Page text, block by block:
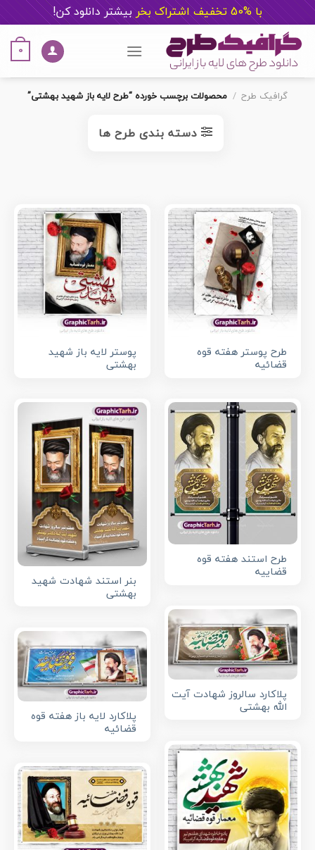
با %50 تخفیف اشتراک بخر بیشتر دانلود کن!
content
0
گرافیک طرح / محصولات برچسب خورده “طرح لایه باز شهید بهشتی”
دسته بندی طرح ها
طرح پوستر هفته قوه
قضائیه
پوستر لایه باز شهید
بهشتی
طرح استند هفته قوه
قضاییه
بنر استند شهادت شهید
بهشتی
پلاکارد سالروز شهادت آیت
الله بهشتی
پلاکارد لایه باز هفته قوه
قضائیه